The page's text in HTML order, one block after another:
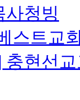
사청빙
스트교
충현선